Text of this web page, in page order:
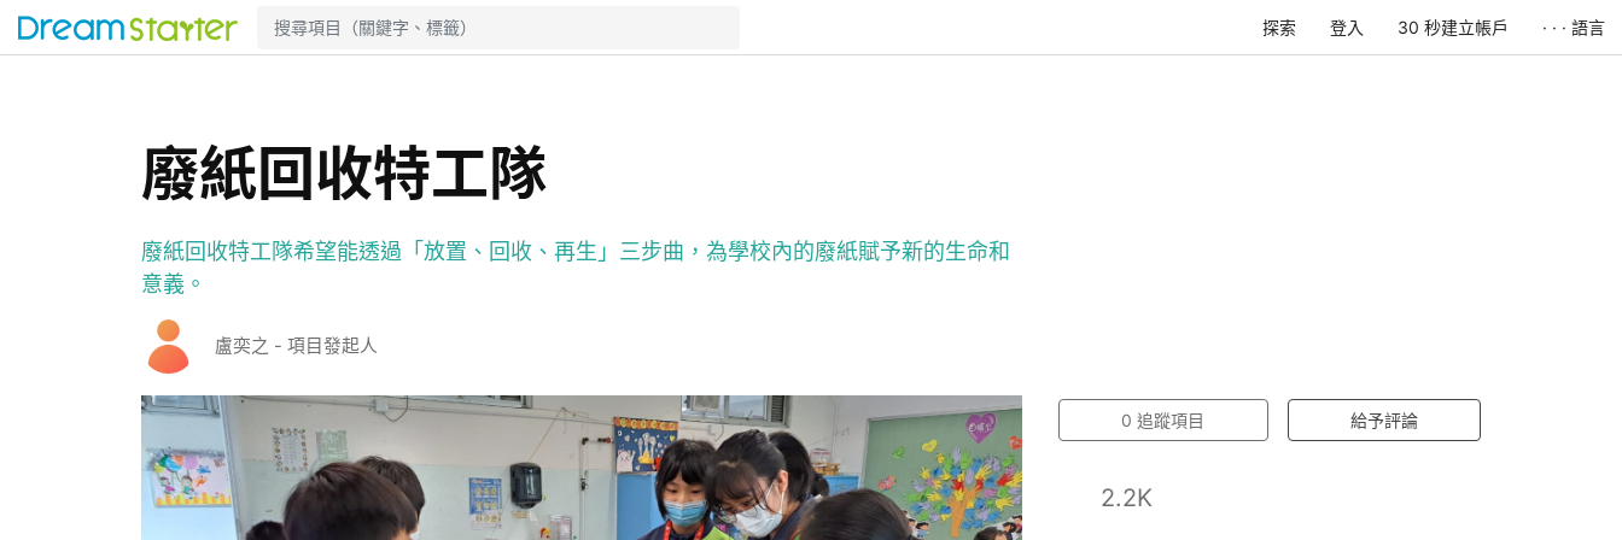
探索 登入 30 秒建立帳戶 · · · 語言
廢紙回收特工隊
廢紙回收特工隊希望能透過「放置、回收、再生」三步曲，為學校內的廢紙賦予新的生命和
意義。
盧奕之 - 項目發起人
0 追蹤項目 給予評論
2.2K